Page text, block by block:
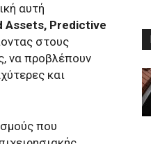
αυτή
Assets, Predictive
στους
να προβλέπουν
και
που